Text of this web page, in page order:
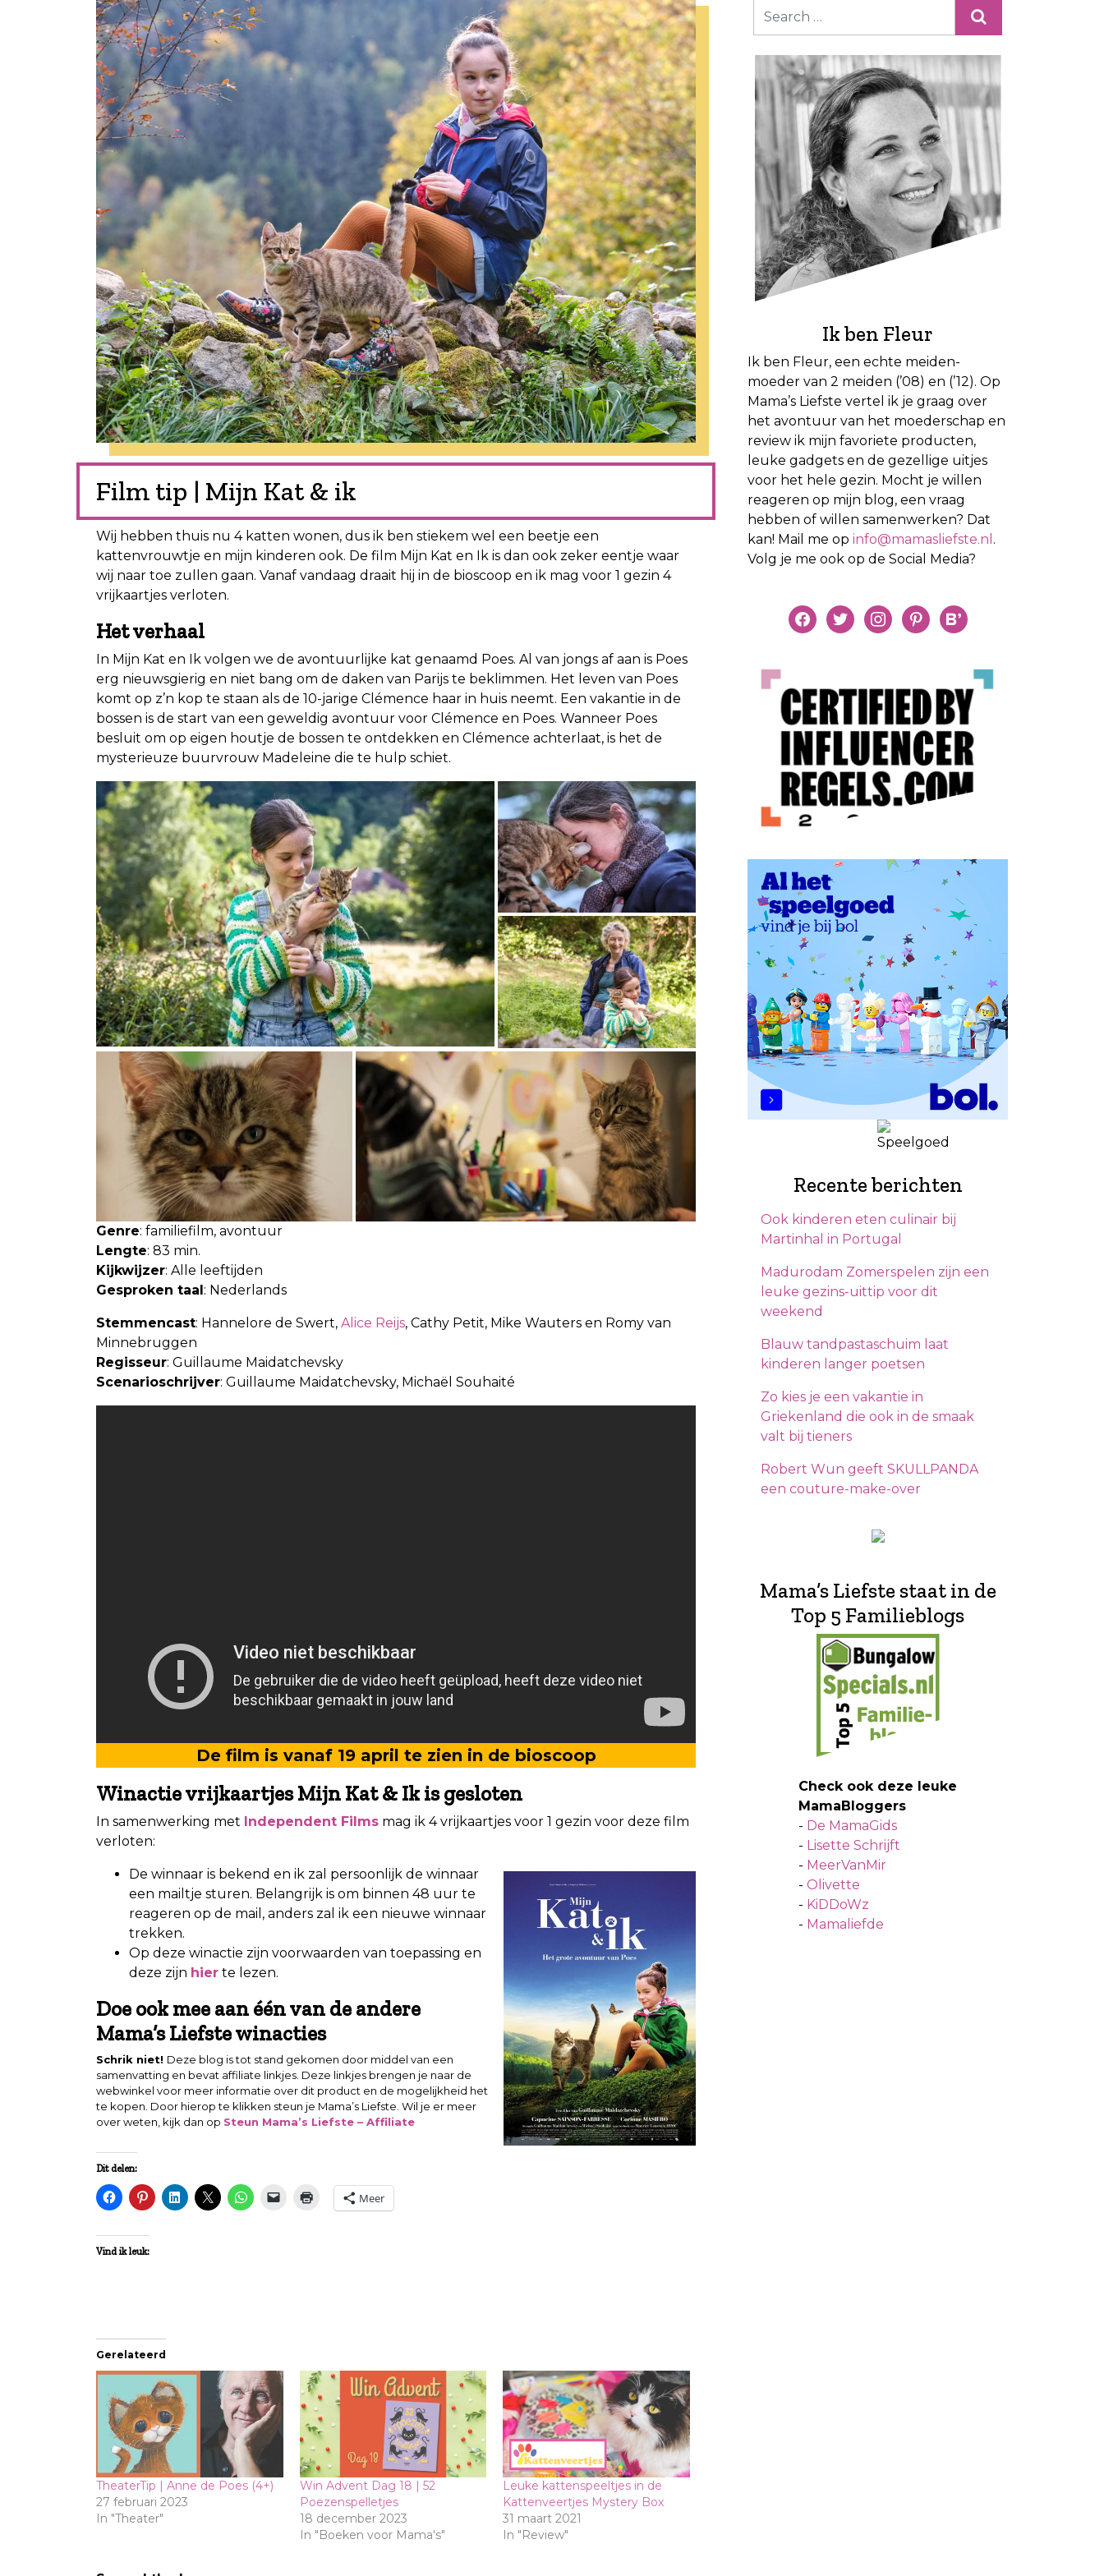
Film tip | Mijn Kat & ik
Wij hebben thuis nu 4 katten wonen, dus ik ben stiekem wel een beetje een
kattenvrouwtje en mijn kinderen ook. De film Mijn Kat en Ik is dan ook zeker eentje waar
wij naar toe zullen gaan. Vanaf vandaag draait hij in de bioscoop en ik mag voor 1 gezin 4
vrijkaartjes verloten.
Het verhaal
In Mijn Kat en Ik volgen we de avontuurlijke kat genaamd Poes. Al van jongs af aan is Poes
erg nieuwsgierig en niet bang om de daken van Parijs te beklimmen. Het leven van Poes
komt op z’n kop te staan als de 10-jarige Clémence haar in huis neemt. Een vakantie in de
bossen is de start van een geweldig avontuur voor Clémence en Poes. Wanneer Poes
besluit om op eigen houtje de bossen te ontdekken en Clémence achterlaat, is het de
mysterieuze buurvrouw Madeleine die te hulp schiet.
Genre: familiefilm, avontuur
Lengte: 83 min.
Kijkwijzer: Alle leeftijden
Gesproken taal : Nederlands
Stemmencast: Hannelore de Swert, Alice Reijs, Cathy Petit, Mike Wauters en Romy van
Minnebruggen
Regisseur: Guillaume Maidatchevsky
Scenarioschrijver: Guillaume Maidatchevsky, Michaël Souhaité
De film is vanaf 19 april te zien in de bioscoop
Winactie vrijkaartjes Mijn Kat & Ik is gesloten
In samenwerking met Independent Films mag ik 4 vrijkaartjes voor 1 gezin voor deze film
verloten:
De winnaar is bekend en ik zal persoonlijk de winnaar
een mailtje sturen. Belangrijk is om binnen 48 uur te
reageren op de mail, anders zal ik een nieuwe winnaar
trekken.
Op deze winactie zijn voorwaarden van toepassing en
deze zijn hier te lezen.
Doe ook mee aan één van de andere
Mama’s Liefste winacties
Schrik niet! Deze blog is tot stand gekomen door middel van een
samenvatting en bevat affiliate linkjes. Deze linkjes brengen je naar de
webwinkel voor meer informatie over dit product en de mogelijkheid het
te kopen. Door hierop te klikken steun je Mama’s Liefste. Wil je er meer
over weten, kijk dan op Steun Mama’s Liefste – Affiliate
Dit delen:
Meer
Vind ik leuk:
Gerelateerd
TheaterTip | Anne de Poes (4+)
27 februari 2023
In "Theater"
Win Advent Dag 18 | 52
Poezenspelletjes
18 december 2023
In "Boeken voor Mama's"
Leuke kattenspeeltjes in de
Kattenveertjes Mystery Box
31 maart 2021
In "Review"
Ik ben Fleur
Ik ben Fleur, een echte meiden-
moeder van 2 meiden (’08) en (’12). Op
Mama’s Liefste vertel ik je graag over
het avontuur van het moederschap en
review ik mijn favoriete producten,
leuke gadgets en de gezellige uitjes
voor het hele gezin. Mocht je willen
reageren op mijn blog, een vraag
hebben of willen samenwerken? Dat
kan! Mail me op info@mamasliefste.nl .
Volg je me ook op de Social Media?
facebooktwitterinstagrampinterestbloglovin
Recente berichten
Ook kinderen eten culinair bij
Martinhal in Portugal
Madurodam Zomerspelen zijn een
leuke gezins-uittip voor dit
weekend
Blauw tandpastaschuim laat
kinderen langer poetsen
Zo kies je een vakantie in
Griekenland die ook in de smaak
valt bij tieners
Robert Wun geeft SKULLPANDA
een couture-make-over
Mama’s Liefste staat in de
Top 5 Familieblogs
Check ook deze leuke
MamaBloggers
- De MamaGids
- Lisette Schrijft
- MeerVanMir
- Olivette
- KiDDoWz
- Mamaliefde